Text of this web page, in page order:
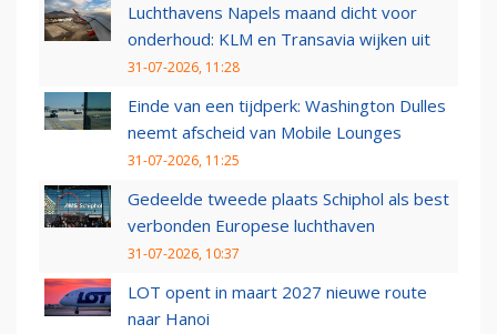
Luchthavens Napels maand dicht voor
onderhoud: KLM en Transavia wijken uit
31-07-2026, 11:28
Einde van een tijdperk: Washington Dulles
neemt afscheid van Mobile Lounges
31-07-2026, 11:25
Gedeelde tweede plaats Schiphol als best
verbonden Europese luchthaven
31-07-2026, 10:37
LOT opent in maart 2027 nieuwe route
naar Hanoi